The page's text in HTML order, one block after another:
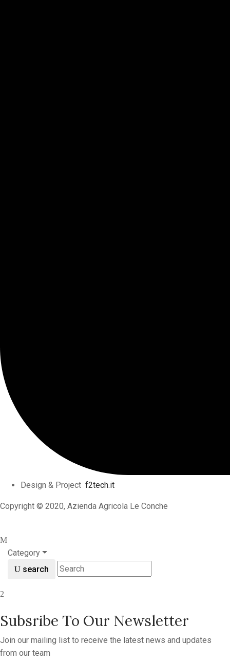
Design & Project f2tech.it
Copyright © 2020, Azienda Agricola Le Conche
Category
search
Subsribe To Our Newsletter
Join our mailing list to receive the latest news and updates
from our team